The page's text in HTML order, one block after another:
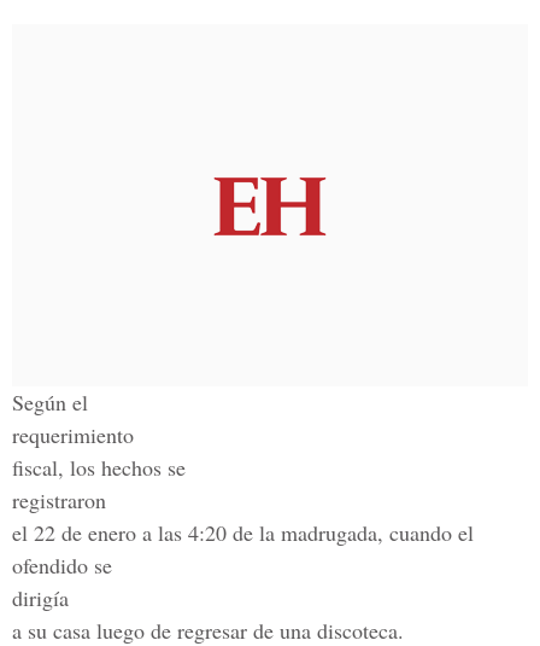
Según el
requerimiento
fiscal, los hechos se
registraron
el 22 de enero a las 4:20 de la madrugada, cuando el
ofendido se
dirigía
a su casa luego de regresar de una discoteca.